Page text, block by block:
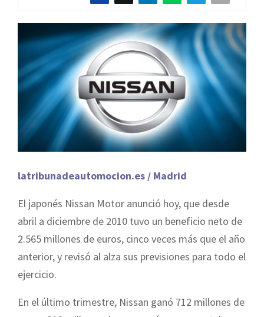
latribunadeautomocion.es / Madrid
El japonés Nissan Motor anunció hoy, que desde
abril a diciembre de 2010 tuvo un beneficio neto de
2.565 millones de euros, cinco veces más que el año
anterior, y revisó al alza sus previsiones para todo el
ejercicio.
En el último trimestre, Nissan ganó 712 millones de